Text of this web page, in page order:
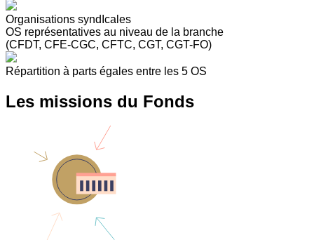
Organisations syndIcales
OS représentatives au niveau de la branche
(CFDT, CFE-CGC, CFTC, CGT, CGT-FO)
Répartition à parts égales entre les 5 OS
Les missions du Fonds